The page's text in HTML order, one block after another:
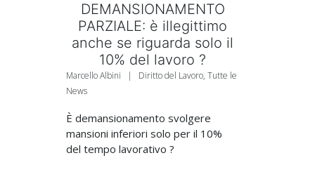
DEMANSIONAMENTO
PARZIALE: è illegittimo
anche se riguarda solo il
10% del lavoro ?
Marcello Albini | Diritto del Lavoro, Tutte le
News
È demansionamento svolgere
mansioni inferiori solo per il 10%
del tempo lavorativo ?